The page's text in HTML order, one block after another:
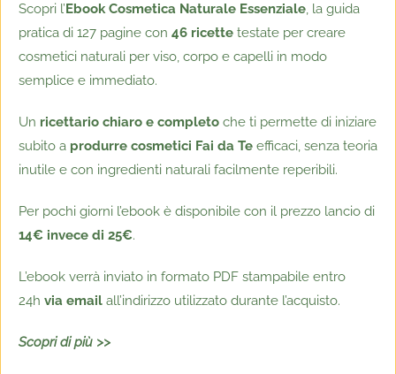
Scopri l’ Ebook Cosmetica Naturale Essenziale, la guida
pratica di 127 pagine con 46 ricette testate per creare
cosmetici naturali per viso, corpo e capelli in modo
semplice e immediato.
Un ricettario chiaro e completo che ti permette di iniziare
subito a produrre cosmetici Fai da Te efficaci, senza teoria
inutile e con ingredienti naturali facilmente reperibili.
Per pochi giorni l’ebook è disponibile con il prezzo lancio di
14€ invece di 25€.
L’ebook verrà inviato in formato PDF stampabile entro
24h via email all’indirizzo utilizzato durante l’acquisto.
Scopri di più >>